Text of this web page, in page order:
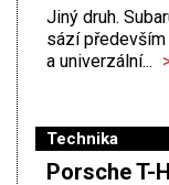
Jiný druh.
sází
a univerzální...
Technika
Porsche T-